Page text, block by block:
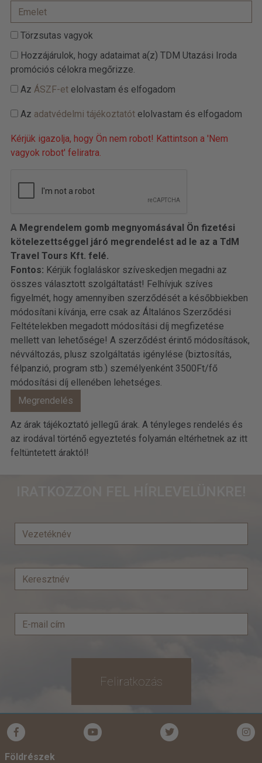
Törzsutas vagyok
Hozzájárulok, hogy adataimat a(z) TDM Utazási Iroda
promóciós célokra megőrizze.
Az ÁSZF-etelolvastam és elfogadom
Az adatvédelmi tájékoztatótelolvastam és elfogadom
Kérjük igazolja, hogy Ön nem robot! Kattintson a 'Nem
vagyok robot' feliratra.
A Megrendelem gomb megnyomásával Ön fizetési
kötelezettséggel járó megrendelést ad le az a TdM
Travel Tours Kft. felé.
Fontos: Kérjük foglaláskor szíveskedjen megadni az
összes választott szolgáltatást! Felhívjuk szíves
figyelmét, hogy amennyiben szerződését a későbbiekben
módosítani kívánja, erre csak az Általános Szerződési
Feltételekben megadott módosítási díj megfizetése
mellett van lehetősége! A szerződést érintő módosítások,
névváltozás, plusz szolgáltatás igénylése (biztosítás,
félpanzió, program stb.) személyenként 3500Ft/fő
módosítási díj ellenében lehetséges.
Az árak tájékoztató jellegű árak. A tényleges rendelés és
az irodával történő egyeztetés folyamán eltérhetnek az itt
feltüntetett áraktól!
Feliratkozás
Földrészek